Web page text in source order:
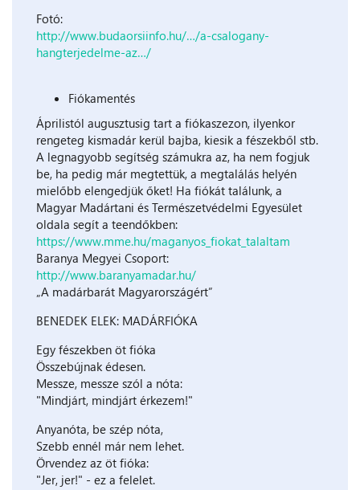
Fotó:
http://www.budaorsiinfo.hu/…/a-csalogany-
hangterjedelme-az…/
Fiókamentés
Áprilistól augusztusig tart a fiókaszezon, ilyenkor
rengeteg kismadár kerül bajba, kiesik a fészekből stb.
A legnagyobb segítség számukra az, ha nem fogjuk
be, ha pedig már megtettük, a megtalálás helyén
mielőbb elengedjük őket! Ha fiókát találunk, a
Magyar Madártani és Természetvédelmi Egyesület
oldala segít a teendőkben:
https://www.mme.hu/maganyos_fiokat_talaltam
Baranya Megyei Csoport:
http://www.baranyamadar.hu/
„A madárbarát Magyarországért”
BENEDEK ELEK: MADÁRFIÓKA
Egy fészekben öt fióka
Összebújnak édesen.
Messze, messze szól a nóta:
"Mindjárt, mindjárt érkezem!"
Anyanóta, be szép nóta,
Szebb ennél már nem lehet.
Örvendez az öt fióka:
"Jer, jer!" - ez a felelet.